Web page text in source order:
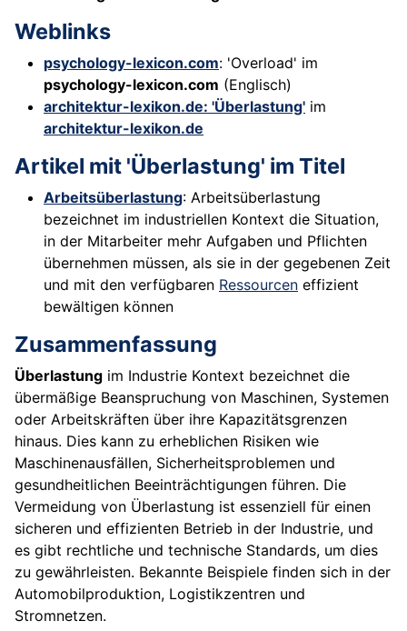
Weblinks
psychology-lexicon.com: 'Overload' im
psychology-lexicon.com (Englisch)
architektur-lexikon.de: 'Überlastung' im
architektur-lexikon.de
Artikel mit 'Überlastung' im Titel
Arbeitsüberlastung: Arbeitsüberlastung
bezeichnet im industriellen Kontext die Situation,
in der Mitarbeiter mehr Aufgaben und Pflichten
übernehmen müssen, als sie in der gegebenen Zeit
und mit den verfügbaren Ressourcen effizient
bewältigen können
Zusammenfassung
Überlastung im Industrie Kontext bezeichnet die
übermäßige Beanspruchung von Maschinen, Systemen
oder Arbeitskräften über ihre Kapazitätsgrenzen
hinaus. Dies kann zu erheblichen Risiken wie
Maschinenausfällen, Sicherheitsproblemen und
gesundheitlichen Beeinträchtigungen führen. Die
Vermeidung von Überlastung ist essenziell für einen
sicheren und effizienten Betrieb in der Industrie, und
es gibt rechtliche und technische Standards, um dies
zu gewährleisten. Bekannte Beispiele finden sich in der
Automobilproduktion, Logistikzentren und
Stromnetzen.